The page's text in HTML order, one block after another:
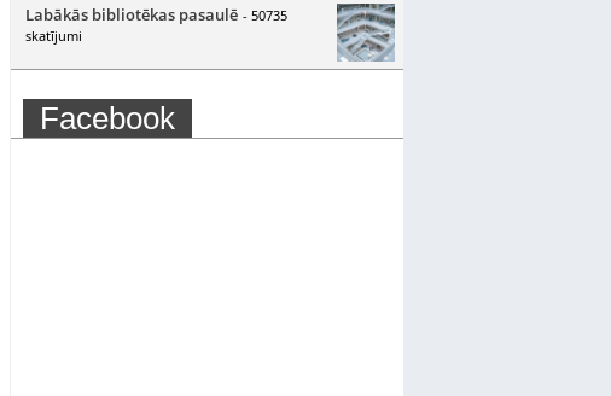
Labākās bibliotēkas pasaulē - 50735
skatījumi
Facebook